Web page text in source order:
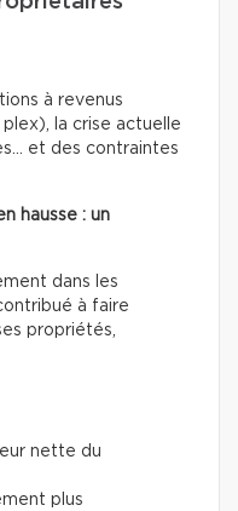
à revenus
la crise actuelle
et des contraintes
hausse : un
dans les
à faire
propriétés,
nette du
plus